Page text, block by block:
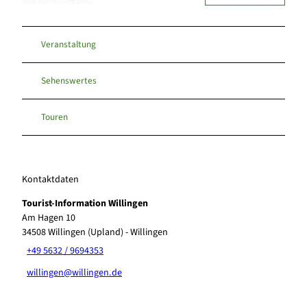
Veranstaltung
Sehenswertes
Touren
Kontaktdaten
Tourist-Information Willingen
Am Hagen 10
34508Willingen (Upland) - Willingen
+49 5632 / 9694353
willingen@willingen.de